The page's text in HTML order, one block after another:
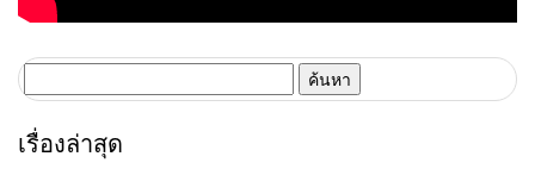
สำหรับ:
เรื่องล่าสุด